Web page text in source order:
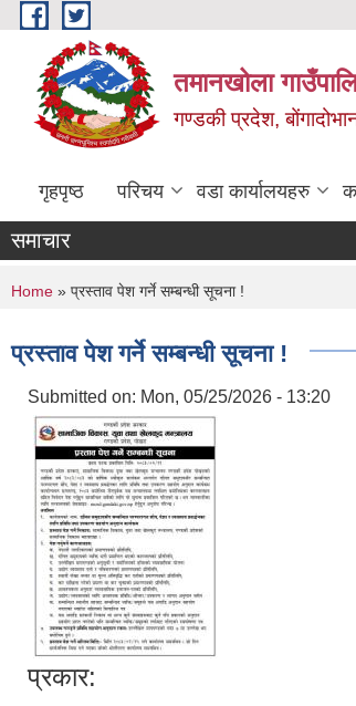
Skip to main content
तमानखोला
गण्डकी प्रदेश,
गृहपृष्ठ परिचय वडा कार्यालयहरु
समाचार
You are here
Home » प्रस्ताव पेश गर्ने सम्बन्धी सूचना !
प्रस्ताव पेश गर्ने सम्बन्धी सूचना !
Submitted on: Mon, 05/25/2026 - 13:20
प्रकार: